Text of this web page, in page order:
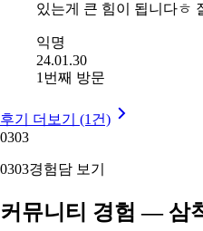
있는게 큰 힘이 됩니다ㅎ
익명
24.01.30
1번째 방문
후기 더보기 (1건)
0303
0303경험담 보기
커뮤니티 경험 — 삼